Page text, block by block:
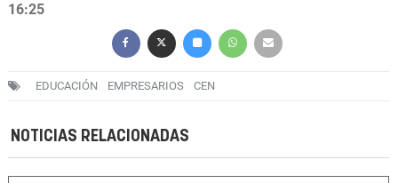
16:25
EDUCACIÓN EMPRESARIOS CEN
NOTICIAS RELACIONADAS